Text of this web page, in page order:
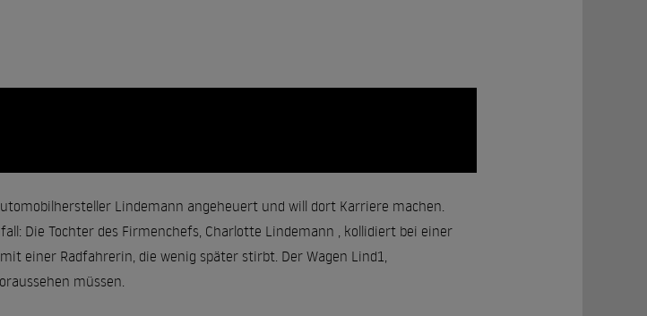
Lindemann angeheuert und will dort Karriere machen.
Die Tochter des Firmenchefs, Charlotte Lindemann , kollidiert bei einer
einer Radfahrerin, die wenig später stirbt. Der Wagen Lind1,
müssen.